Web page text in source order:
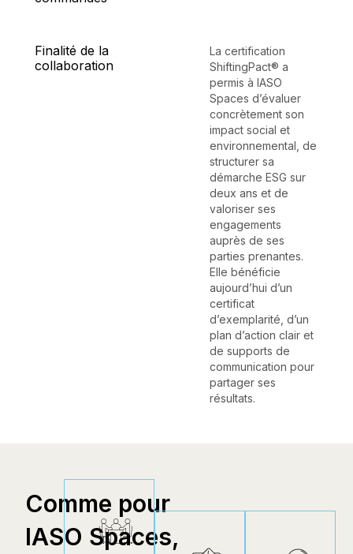
Finalité de la
collaboration
La certification
ShiftingPact® a
permis à IASO
Spaces d’évaluer
concrètement son
impact social et
environnemental, de
structurer sa
démarche ESG sur
deux ans et de
valoriser ses
engagements
auprès de ses
parties prenantes.
Elle bénéficie
aujourd’hui d’un
certificat
d’exemplarité, d’un
plan d’action clair et
de supports de
communication pour
partager ses
résultats.
Comme pour
IASO Spaces,